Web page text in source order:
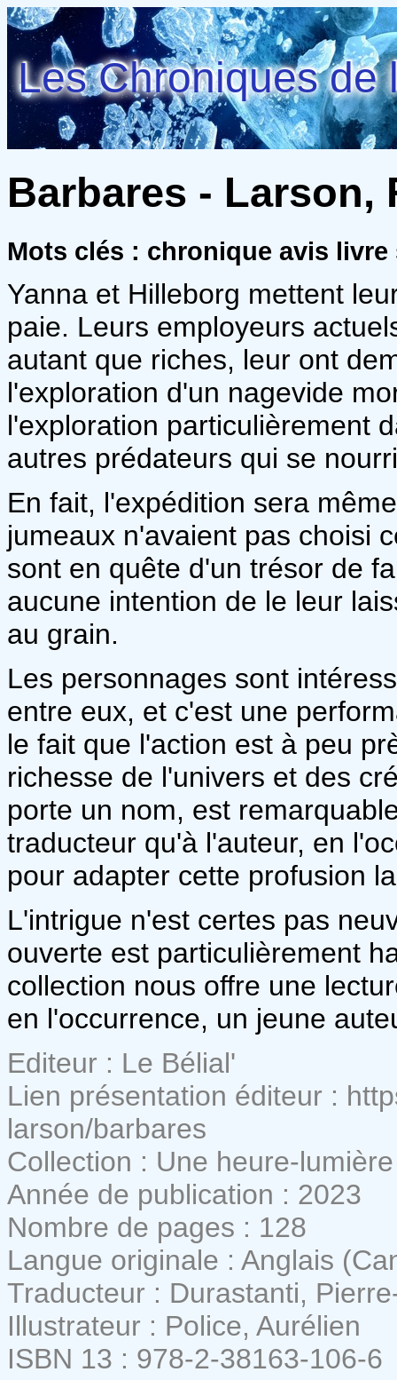
Les Chroniques de
Barbares - Larson,
Mots clés : chronique avis
Yanna et Hilleborg mettent
paie. Leurs employeurs
autant que riches, leur ont
l'exploration d'un nagevide
l'exploration particulièrement
autres prédateurs qui se
En fait, l'expédition sera
jumeaux n'avaient pas choisi
sont en quête d'un trésor de
aucune intention de le leur
au grain.
Les personnages sont
entre eux, et c'est une
le fait que l'action est à peu
richesse de l'univers et des
porte un nom, est
traducteur qu'à l'auteur, en
pour adapter cette profusion
L'intrigue n'est certes pas
ouverte est particulièrement
collection nous offre une
en l'occurrence, un jeune
Editeur : Le Bélial'
Lien présentation éditeur :
larson/barbares
Collection : Une heure-lumière
Année de publication : 2023
Nombre de pages : 128
Langue originale : Anglais
Traducteur : Durastanti,
Illustrateur : Police, Aurélien
ISBN 13 : 978-2-38163-106-6